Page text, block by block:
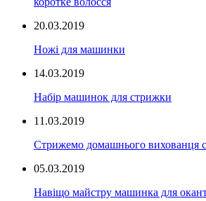
20.03.2019
Ножі для машинки
14.03.2019
Набір машинок для стрижки
11.03.2019
Стрижемо домашнього вихованця
05.03.2019
Навіщо майстру машинка для